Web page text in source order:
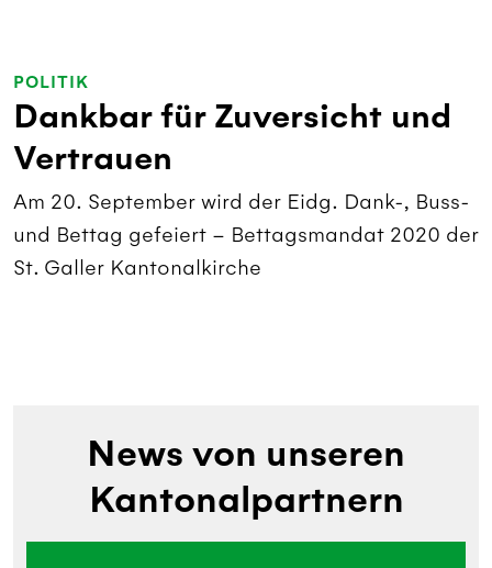
POLITIK
Dankbar für Zuversicht und
Vertrauen
Am 20. September wird der Eidg. Dank-, Buss-
und Bettag gefeiert – Bettagsmandat 2020 der
St. Galler Kantonalkirche
News von unseren
Kantonalpartnern